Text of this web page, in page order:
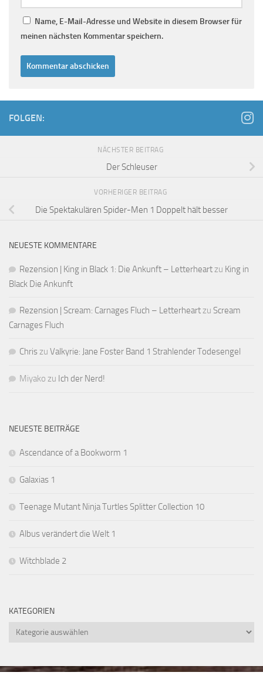
Name, E-Mail-Adresse und Website in diesem Browser für
meinen nächsten Kommentar speichern.
FOLGEN:
NÄCHSTER BEITRAG
Der Schleuser
VORHERIGER BEITRAG
Die Spektakulären Spider-Men 1 Doppelt hält besser
NEUESTE KOMMENTARE
Rezension | King in Black 1: Die Ankunft – Letterheartzu King in
Black Die Ankunft
Rezension | Scream: Carnages Fluch – Letterheartzu Scream
Carnages Fluch
Chriszu Valkyrie: Jane Foster Band 1 Strahlender Todesengel
Miyako zu Ich der Nerd!
NEUESTE BEITRÄGE
Ascendance of a Bookworm 1
Galaxias 1
Teenage Mutant Ninja Turtles Splitter Collection 10
Albus verändert die Welt 1
Witchblade 2
KATEGORIEN
Kategorien